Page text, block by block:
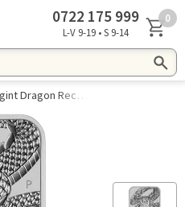
0722 ​175 ​999
L-V 9-19 • S 9-14
0
2025 1 oz 999.9 Perth Mint Australia